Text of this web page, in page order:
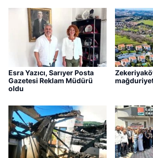
Esra Yazıcı, Sarıyer Posta
Gazetesi Reklam Müdürü
oldu